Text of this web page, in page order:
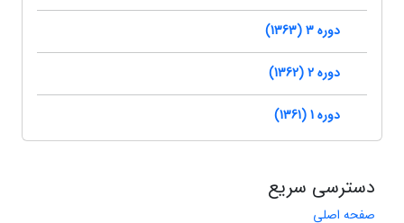
دوره 3 (1363)
دوره 2 (1362)
دوره 1 (1361)
دسترسی سریع
صفحه اصلی